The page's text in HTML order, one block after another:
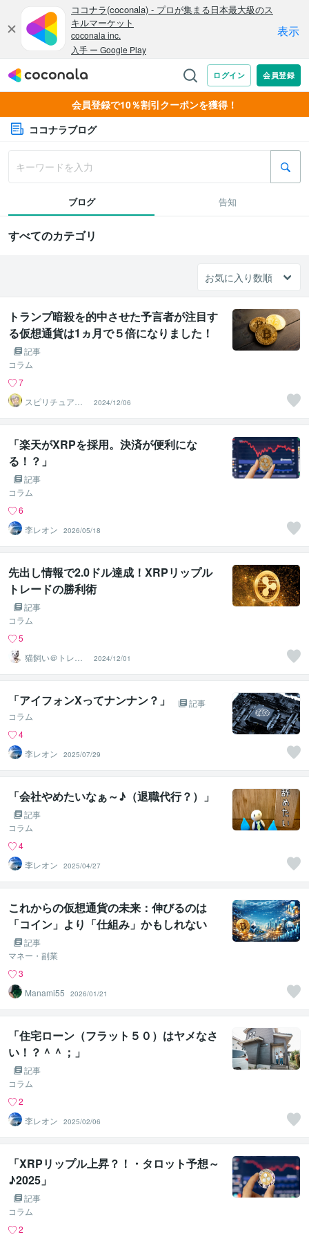
会員登録で10％割引クーポンを獲得！
ココナラブログ
ブログ 告知
すべてのカテゴリ
トランプ暗殺を的中させた予言者が注目す
る仮想通貨は1ヵ月で５倍になりました！
記事
コラム
7
スピリチュアル
カウンセラー
神山 純
2024/12/06
「楽天がXRPを採用。決済が便利にな
る！？」
記事
コラム
6
李レオン
2026/05/18
先出し情報で2.0ドル達成！XRPリップル
トレードの勝利術
記事
コラム
5
猫飼い＠トレー
ドコーチ
2024/12/01
「アイフォンXってナンナン？」
記事
コラム
4
李レオン
2025/07/29
「会社やめたいなぁ～♪（退職代行？）」
記事
コラム
4
李レオン
2025/04/27
これからの仮想通貨の未来：伸びるのは
「コイン」より「仕組み」かもしれない
記事
マネー・副業
3
Manami55
2026/01/21
「住宅ローン（フラット５０）はヤメなさ
い！？＾＾；」
記事
コラム
2
李レオン
2025/02/06
「XRPリップル上昇？！・タロット予想～
♪2025」
記事
コラム
2